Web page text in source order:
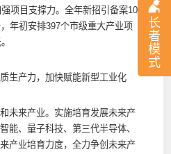
长
者
模
式
项目支撑力。全年新招引备案10
年初安排397个市级重大产业项
产力，加快赋能新型工业化
来产业。实施培育发展未来产
能、量子科技、第三代半导体、
产业培育力度，全力争创未来产